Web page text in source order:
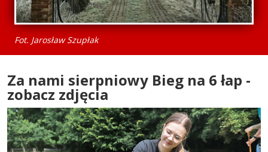
Fot. Jarosław Szupłak
Za nami sierpniowy Bieg na 6 łap -
zobacz zdjęcia